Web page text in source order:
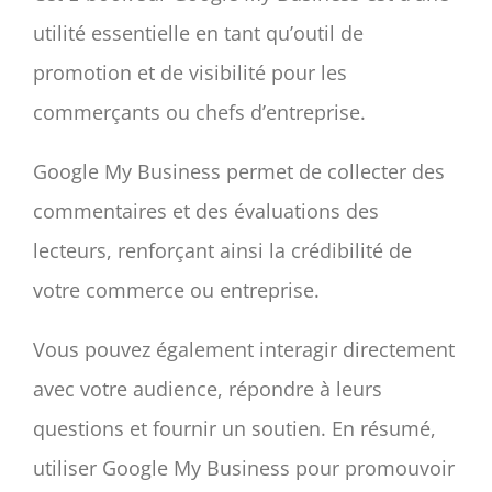
Français
utilité essentielle en tant qu’outil de
promotion et de visibilité pour les
commerçants ou chefs d’entreprise.
Google My Business permet de collecter des
commentaires et des évaluations des
lecteurs, renforçant ainsi la crédibilité de
votre commerce ou entreprise.
Vous pouvez également interagir directement
avec votre audience, répondre à leurs
questions et fournir un soutien. En résumé,
utiliser Google My Business pour promouvoir